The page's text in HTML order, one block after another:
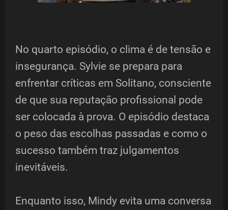
No quarto episódio, o clima é de tensão e
insegurança. Sylvie se prepara para
enfrentar críticas em Solitano, consciente
de que sua reputação profissional pode
ser colocada à prova. O episódio destaca
o peso das escolhas passadas e como o
sucesso também traz julgamentos
inevitáveis.
Enquanto isso, Mindy evita uma conversa